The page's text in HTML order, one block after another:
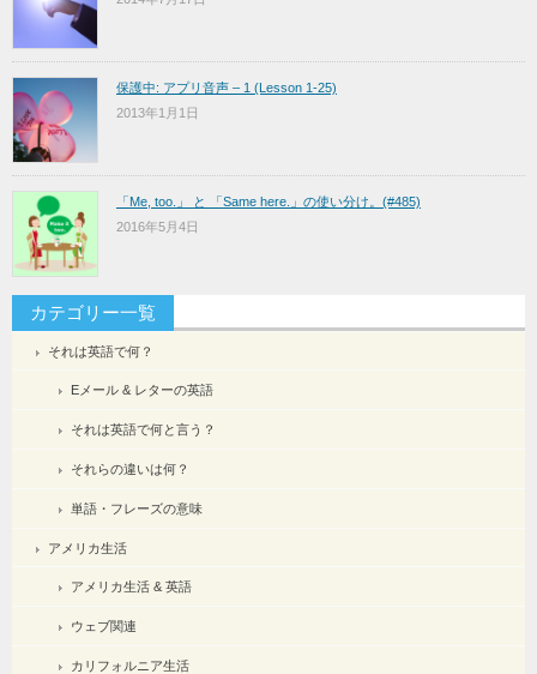
保護中: アプリ音声 – 1 (Lesson 1-25)
2013年1月1日
「Me, too.」 と 「Same here.」の使い分け。(#485)
2016年5月4日
カテゴリー一覧
それは英語で何？
Eメール & レターの英語
それは英語で何と言う？
それらの違いは何？
単語・フレーズの意味
アメリカ生活
アメリカ生活 & 英語
ウェブ関連
カリフォルニア生活